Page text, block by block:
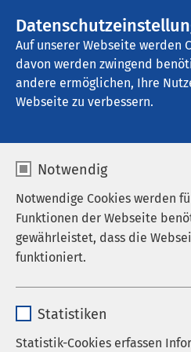
Auf unserer Webseite werden
davon werden zwingend
andere ermöglichen, Ihre
Webseite zu verbessern.
Notwendig
Notwendige Cookies werden
Funktionen der Webseite
gewährleistet, dass die
funktioniert.
Anbieter sgalinski
Statistiken
Statistik-Cookies erfassen
AMEOS Klinikum Goslar
AMEOS als
Dank der Präsenz in den
Psychiatrie, Pflege und
mehreren Berufskategorien
ausgebildete und beruflich
Engagement sowohl für die